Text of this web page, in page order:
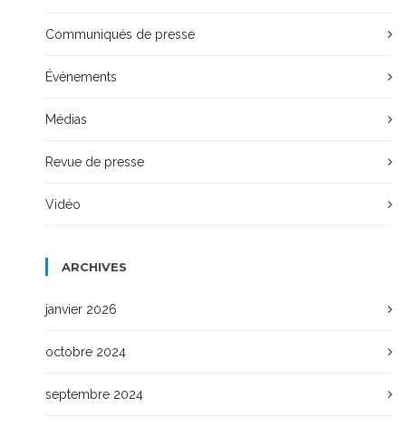
Communiqués de presse
Événements
Médias
Revue de presse
Vidéo
ARCHIVES
janvier 2026
octobre 2024
septembre 2024